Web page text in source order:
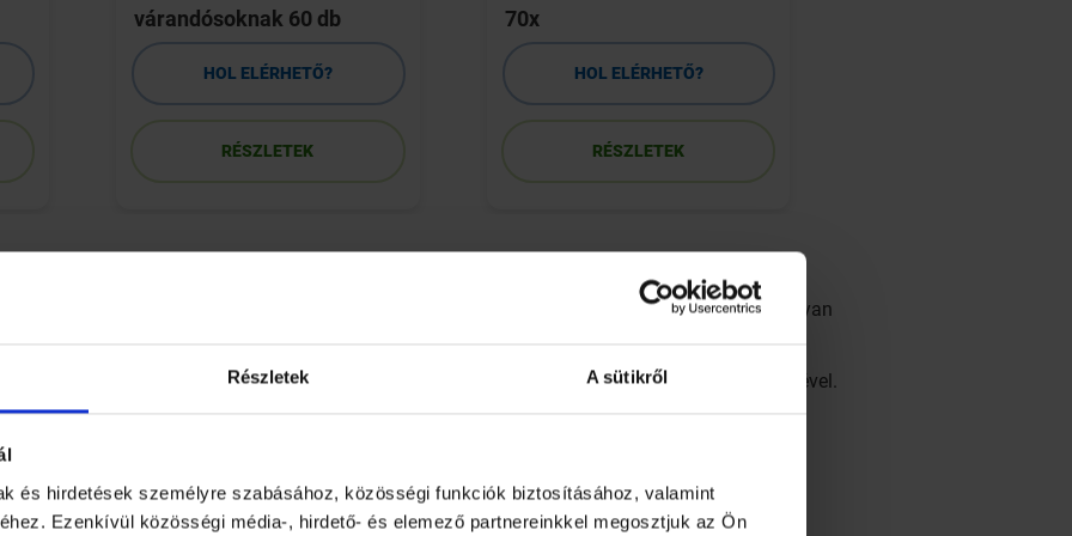
Részletek A sütikről
és hirdetések személyre szabásához, közösségi funkciók biztosításához, valamint
Ezenkívül közösségi média-, hirdető- és elemező partnereinkkel megosztjuk az Ön
várandósoknak 60 db
HOL ELÉRHETŐ?
RÉSZLETEK
70x
HOL ELÉRHETŐ?
RÉSZLETEK
arra figyelt fel, hogy a köszvényes fájdalmakkal küszködő pácienseknek agyában több olyan
fájdalomcsillapító hatására.
van, az azt is jelenti, hogy ellenállóbbak vagyunk a fájdalommal szemben - mind testünk
(ezek az endorfinok), mind pedig a morfiumhoz hasonló ópiátszármazékok segítségével.
testük hogyan fokozza az ópiátreceptorok számát, jelentős fejlődést érthetnének el a